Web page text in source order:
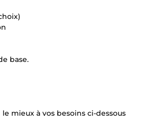
base.
mieux à vos besoins ci-dessous